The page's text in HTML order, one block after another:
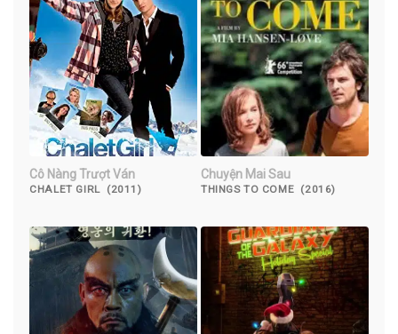
Cô Nàng Trượt Ván
CHALET GIRL (2011)
Chuyện Mai Sau
THINGS TO COME (2016)